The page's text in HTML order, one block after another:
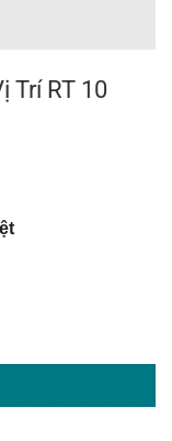
Trí RT 10